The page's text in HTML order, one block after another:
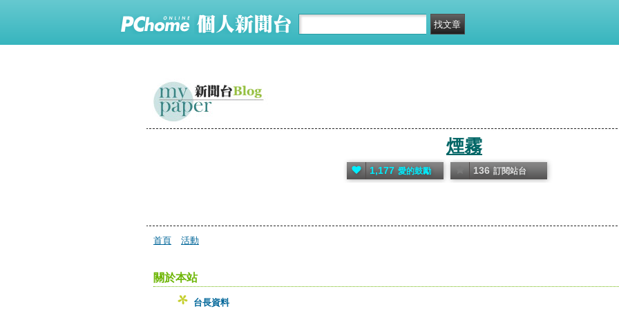
煙霧
1,177 愛的鼓勵 136 訂閱站台
首頁 活動
關於本站
台長資料